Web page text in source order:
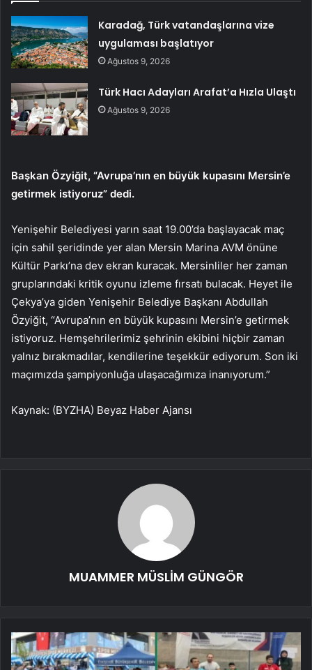
Karadağ, Türk vatandaşlarına vize
uygulaması başlatıyor
Ağustos 9, 2026
Türk Hacı Adayları Arafat’a Hızla Ulaştı
Ağustos 9, 2026
Başkan Özyiğit, “Avrupa’nın en büyük kupasını Mersin’e
getirmek istiyoruz” dedi.
Yenişehir Belediyesi yarın saat 19.00’da başlayacak maç
için sahil şeridinde yer alan Mersin Marina AVM önüne
Kültür Parkı’na dev ekran kuracak. Mersinliler her zaman
gruplarındaki kritik oyunu izleme fırsatı bulacak. Heyet ile
Çekya’ya giden Yenişehir Belediye Başkanı Abdullah
Özyiğit, “Avrupa’nın en büyük kupasını Mersin’e getirmek
istiyoruz. Hemşehrilerimiz şehrinin ekibini hiçbir zaman
yalnız bırakmadılar, kendilerine teşekkür ediyorum. Son iki
maçımızda şampiyonluğa ulaşacağımıza inanıyorum.”
Kaynak: (BYZHA) Beyaz Haber Ajansı
MUAMMER MÜSLİM GÜNGÖR